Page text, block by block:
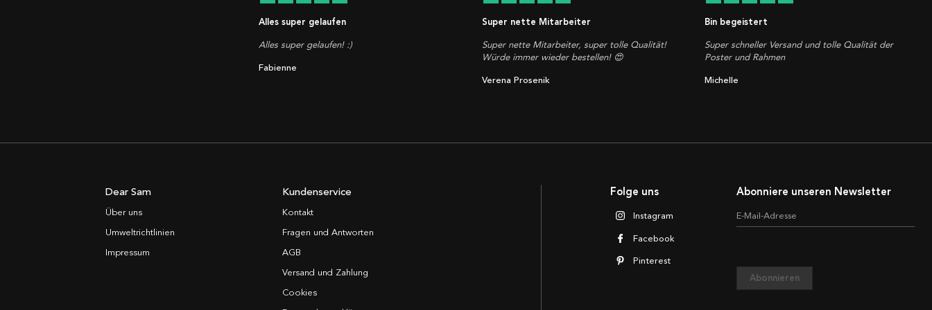
Alles super gelaufen
Alles super gelaufen! :)
Fabienne
Super nette Mitarbeiter
Super nette Mitarbeiter, super tolle Qualität!
Würde immer wieder bestellen! 😍
Verena Prosenik
Bin begeistert
Super schneller Versand und tolle Qualität der
Poster und Rahmen
Michelle
Abonniere unseren Newsletter
E-Mail-Adresse
Abonnieren
Folge uns
Instagram
Facebook
Pinterest
Dear Sam
Über uns
Umweltrichtlinien
Impressum
Kundenservice
Kontakt
Fragen und Antworten
AGB
Versand und Zahlung
Cookies